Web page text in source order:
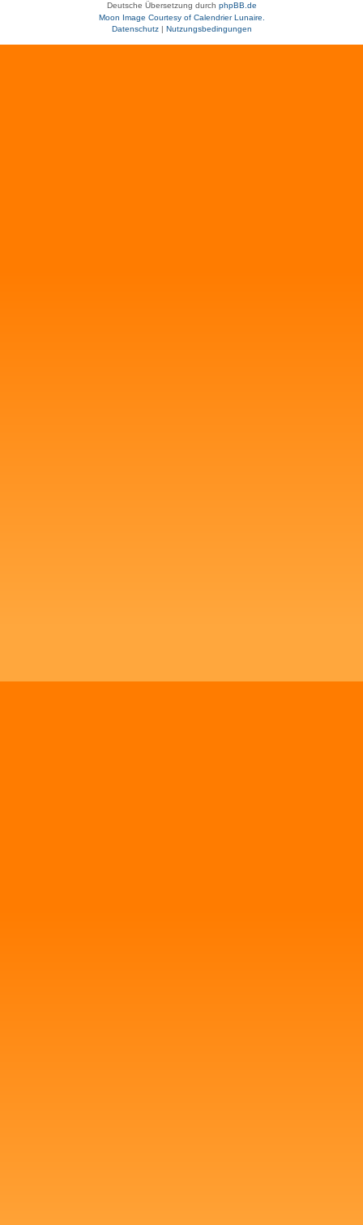
Deutsche Übersetzung durch phpBB.de
Moon Image Courtesy of Calendrier Lunaire.
Datenschutz| Nutzungsbedingungen